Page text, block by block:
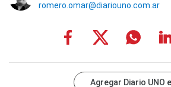
romero.omar@diariouno.com.ar
Agregar Diario UNO